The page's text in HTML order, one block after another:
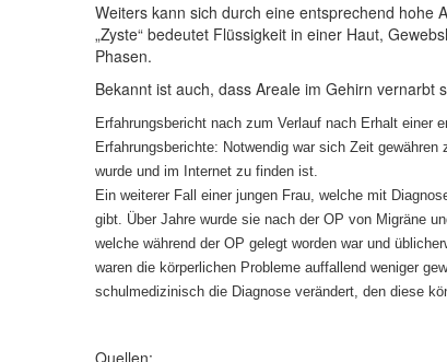
Weiters kann sich durch eine entsprechend hohe
„Zyste“ bedeutet Flüssigkeit in einer Haut,
Phasen.
Bekannt ist auch, dass Areale im Gehirn vernarbt
Erfahrungsbericht nach zum Verlauf nach Erhalt einer
Erfahrungsberichte: Notwendig war sich Zeit
wurde und im Internet zu finden ist.
Ein weiterer Fall einer jungen Frau, welche mit
gibt. Über Jahre wurde sie nach der OP von Migräne
welche während der OP gelegt worden war und
waren die körperlichen Probleme auffallend weniger
schulmedizinisch die Diagnose verändert, den diese